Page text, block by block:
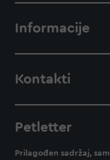
Informacije
Kontakti
Petletter
Prilagođen sadržaj,